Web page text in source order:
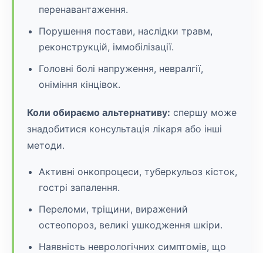
перенавантаження.
Порушення постави, наслідки травм,
реконструкцій, іммобілізації.
Головні болі напруження, невралгії,
оніміння кінцівок.
Коли обираємо альтернативу: спершу може
знадобитися консультація лікаря або інші
методи.
Активні онкопроцеси, туберкульоз кісток,
гострі запалення.
Переломи, тріщини, виражений
остеопороз, великі ушкодження шкіри.
Наявність неврологічних симптомів, що